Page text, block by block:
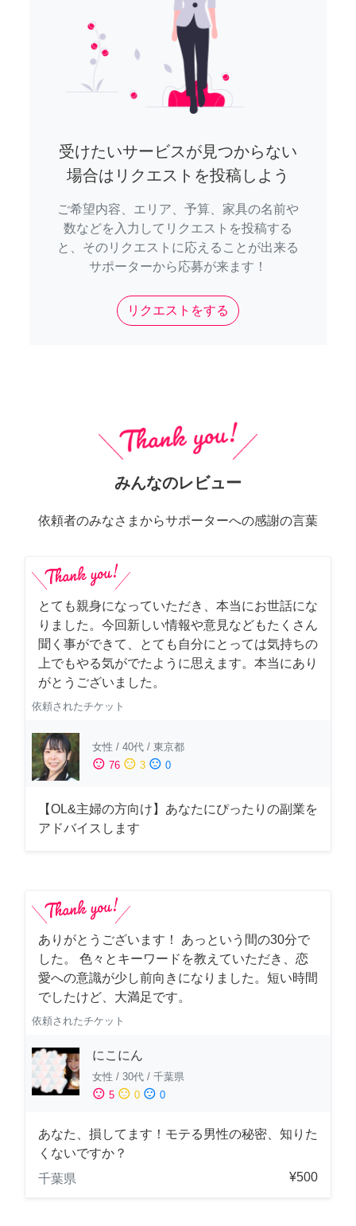
受けたいサービスが見つからない
場合はリクエストを投稿しよう
ご希望内容、エリア、予算、家具の名前や
数などを入力してリクエストを投稿する
と、そのリクエストに応えることが出来る
サポーターから応募が来ます！
リクエストをする
みんなのレビュー
依頼者のみなさまからサポーターへの感謝の言葉
とても親身になっていただき、本当にお世話にな
りました。今回新しい情報や意見などもたくさん
聞く事ができて、とても自分にとっては気持ちの
上でもやる気がでたように思えます。本当にあり
がとうございました。
依頼されたチケット
女性 / 40代 / 東京都
sentiment_satisfied 76 sentiment_neutral 3 sentiment_dissatisfied 0
【OL&主婦の方向け】あなたにぴったりの副業を
アドバイスします
ありがとうございます！ あっという間の30分で
した。 色々とキーワードを教えていただき、恋
愛への意識が少し前向きになりました。短い時間
でしたけど、大満足です。
依頼されたチケット
にこにん
女性 / 30代 / 千葉県
sentiment_satisfied 5 sentiment_neutral 0 sentiment_dissatisfied 0
あなた、損してます！モテる男性の秘密、知りた
くないですか？
千葉県
¥500